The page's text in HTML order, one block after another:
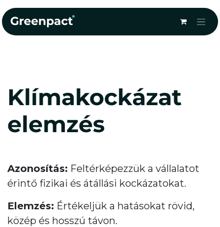
Klímakockázat
elemzés
Azonosítás: Feltérképezzük a vállalatot
érintő fizikai és átállási kockázatokat.
Elemzés: Értékeljük a hatásokat rövid,
közép és hosszú távon.